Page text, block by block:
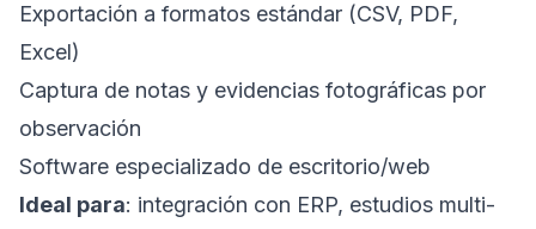
Exportación a formatos estándar (CSV, PDF,
Excel)
Captura de notas y evidencias fotográficas por
observación
Software especializado de escritorio/web
Ideal para: integración con ERP, estudios multi-